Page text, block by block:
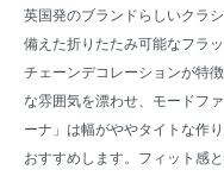
英国発のブランドらしいクラ
備えた折りたたみ可能なフラッ
チェーンデコレーションが特
な雰囲気を漂わせ、モードフ
ーナ」は幅がややタイトな作
おすすめします。フィット感